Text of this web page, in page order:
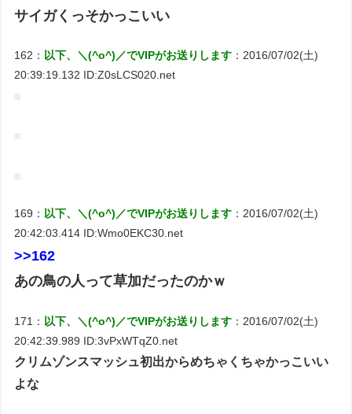
サイガくっそかっこいい
162： 以下、＼(^o^)／でVIPがお送りします ：2016/07/02(土)
20:39:19.132 ID:Z0sLCS020.net
169： 以下、＼(^o^)／でVIPがお送りします ：2016/07/02(土)
20:42:03.414 ID:Wmo0EKC30.net
>>162
あの鳥の人って草加だったのかｗ
171： 以下、＼(^o^)／でVIPがお送りします ：2016/07/02(土)
20:42:39.989 ID:3vPxWTqZ0.net
クリムゾンスマッシュ初出からめちゃくちゃかっこいい
よな